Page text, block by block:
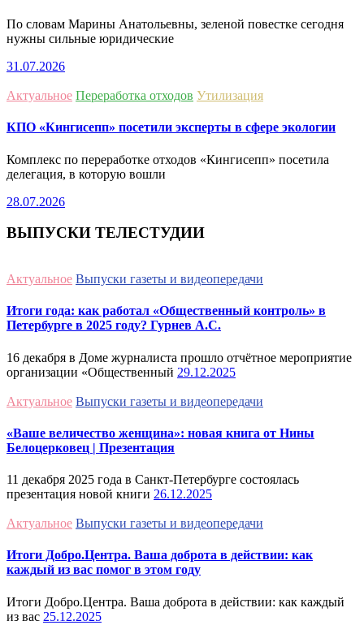
По словам Марины Анатольевны, зеленой повестке сегодня
нужны сильные юридические
31.07.2026
Актуальное Переработка отходов Утилизация
КПО «Кингисепп» посетили эксперты в сфере экологии
Комплекс по переработке отходов «Кингисепп» посетила
делегация, в которую вошли
28.07.2026
ВЫПУСКИ ТЕЛЕСТУДИИ
Актуальное Выпуски газеты и видеопередачи
Итоги года: как работал «Общественный контроль» в
Петербурге в 2025 году? Гурнев А.С.
16 декабря в Доме журналиста прошло отчётное мероприятие
организации «Общественный 29.12.2025
Актуальное Выпуски газеты и видеопередачи
«Ваше величество женщина»: новая книга от Нины
Белоцерковец | Презентация
11 декабря 2025 года в Санкт-Петербурге состоялась
презентация новой книги 26.12.2025
Актуальное Выпуски газеты и видеопередачи
Итоги Добро.Центра. Ваша доброта в действии: как
каждый из вас помог в этом году
Итоги Добро.Центра. Ваша доброта в действии: как каждый
из вас 25.12.2025